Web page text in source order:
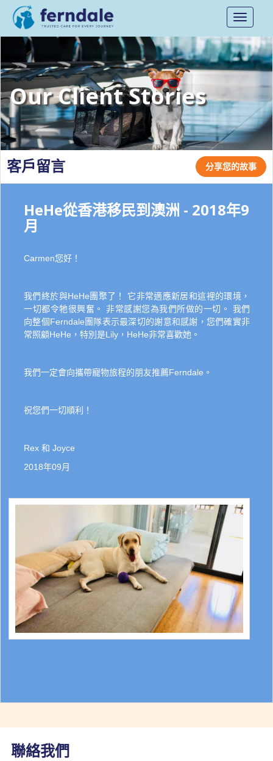
Toggle
Our Client Stories
客戶留言 分享您的故事
HeHe從香港移民到澳洲 - 2018年9
月
Carmen您好！
我們終於與HeHe團聚了！ 它非常適應新居和這裡的環境，
一切都令牠很興奮。 非常感謝您為我們所做的一切。 我們
向整個Ferndale團隊表示最深切的謝意和感謝，您們確實非
常照顧HeHe，特別是Lily，HeHe非常喜歡她。
我們一定會向攜帶寵物旅程的朋友推薦Ferndale。
祝您們一切順利！
Rex 和 Joyce
2018年09月
聯絡我們